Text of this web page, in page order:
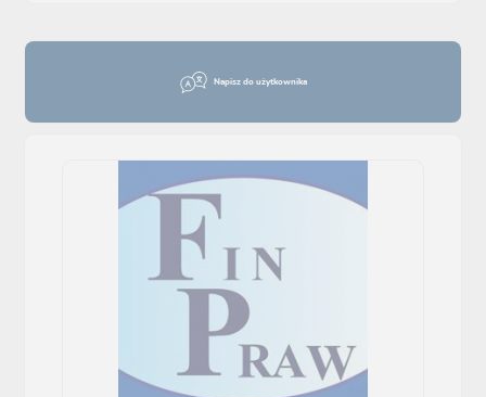
Napisz do użytkownika